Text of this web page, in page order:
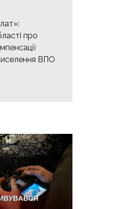
про
ВПО